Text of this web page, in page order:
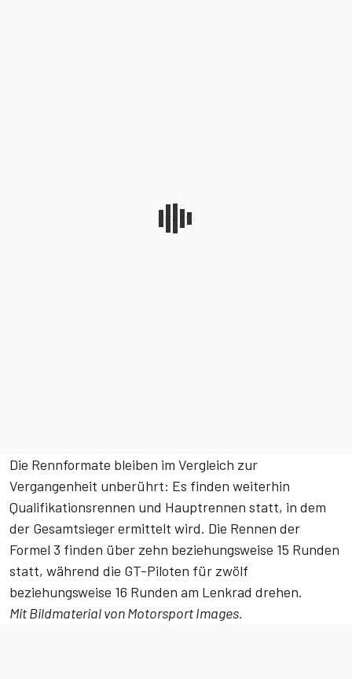
Die Rennformate bleiben im Vergleich zur
Vergangenheit unberührt: Es finden weiterhin
Qualifikationsrennen und Hauptrennen statt, in dem
der Gesamtsieger ermittelt wird. Die Rennen der
Formel 3 finden über zehn beziehungsweise 15 Runden
statt, während die GT-Piloten für zwölf
beziehungsweise 16 Runden am Lenkrad drehen.
Mit Bildmaterial von Motorsport Images.